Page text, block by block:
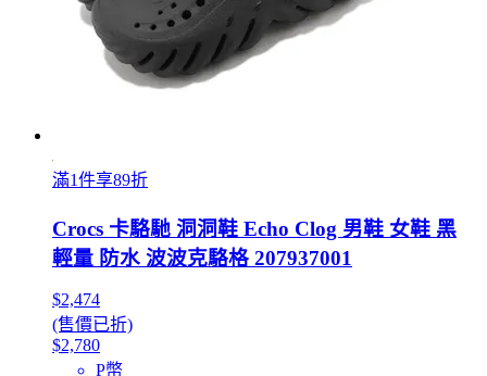
滿1件享89折
Crocs 卡駱馳 洞洞鞋 Echo Clog 男鞋 女鞋 黑
輕量 防水 波波克駱格 207937001
$2,474
(售價已折)
$2,780
P幣